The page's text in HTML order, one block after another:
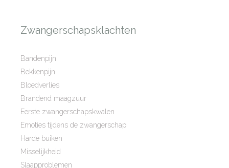
Zwangerschapsklachten
Bandenpijn
Bekkenpijn
Bloedverlies
Brandend maagzuur
Eerste zwangerschapskwalen
Emoties tijdens de zwangerschap
Harde buiken
Misselijkheid
Slaapproblemen